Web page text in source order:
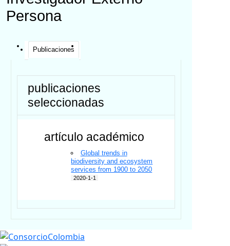
Persona
Publicaciones
publicaciones
seleccionadas
artículo académico
Global trends in
biodiversity and ecosystem
services from 1900 to 2050
2020-1-1